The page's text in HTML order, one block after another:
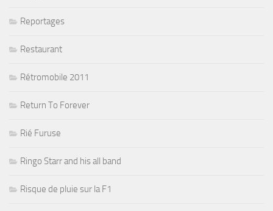
Reportages
Restaurant
Rétromobile 2011
Return To Forever
Rié Furuse
Ringo Starr and his all band
Risque de pluie sur la F1